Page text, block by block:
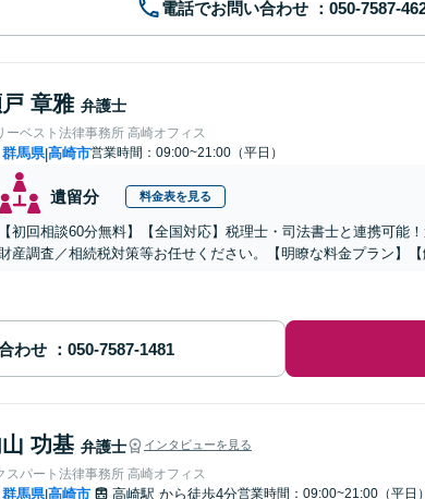
電話でお問い合わせ
章雅 弁護士
ーベスト法律事務所 高崎オフィス
群馬県|高崎市営業時間：09:00~21:00（平日）
遺留分 料金表を見る
【初回相談60分無料】【全国対応】税理士・司法書士と連携可能
財産調査／相続税対策等お任せください。【明瞭な料金プラン】【
わせ
功基 弁護士 インタビューを見る
スパート法律事務所 高崎オフィス
群馬県|高崎市 高崎駅 から徒歩4分営業時間：09:00~21:00（平日）